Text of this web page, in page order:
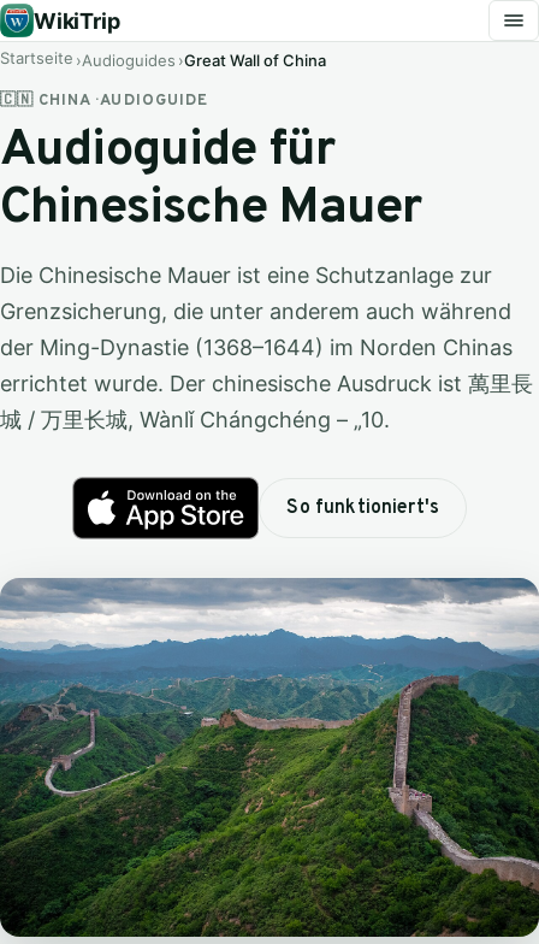
WikiTrip
Startseite Audioguides Great Wall of China
🇨🇳 CHINA · AUDIOGUIDE
Audioguide für
Chinesische Mauer
Die Chinesische Mauer ist eine Schutzanlage zur
Grenzsicherung, die unter anderem auch während
der Ming-Dynastie (1368–1644) im Norden Chinas
errichtet wurde. Der chinesische Ausdruck ist 萬里長
城 / 万里长城, Wànlǐ Chángchéng – „10.
So funktioniert's